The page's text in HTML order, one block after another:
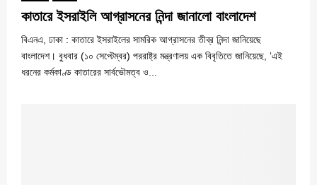
কাতারে ইসরাইলি আগ্রাসনের নিন্দা জানালো বাংলাদেশ
বিএনএ, ঢাকা : কাতারে ইসরাইলের সামরিক আগ্রাসনের তীব্র নিন্দা জানিয়েছে
বাংলাদেশ। বুধবার (১০ সেপ্টেম্বর) পররাষ্ট্র মন্ত্রণালয় এক বিবৃতিতে জানিয়েছে, ‘এই
ধরনের কর্মকাণ্ড কাতারের সার্বভৌমত্ব ও...